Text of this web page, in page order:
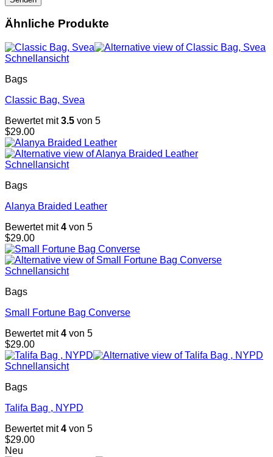
Ähnliche Produkte
Schnellansicht
Bags
Classic Bag, Svea
Bewertet mit3.5 von 5
$29.00
Schnellansicht
Bags
Alanya Braided Leather
Bewertet mit4 von 5
$29.00
Schnellansicht
Bags
Small Fortune Bag Converse
Bewertet mit4 von 5
$29.00
Schnellansicht
Bags
Talifa Bag , NYPD
Bewertet mit4 von 5
$29.00
Neu